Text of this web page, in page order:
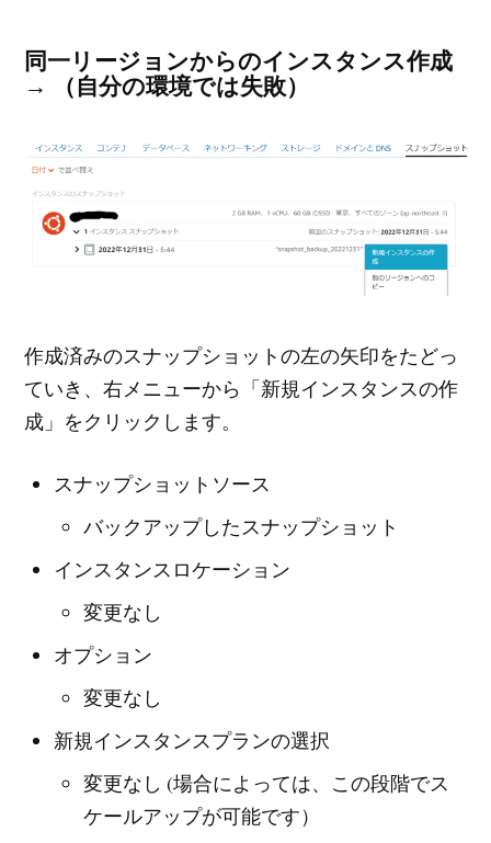
同一リージョンからのインスタンス作成
→ （自分の環境では失敗）
作成済みのスナップショットの左の矢印をたどっ
ていき、右メニューから「新規インスタンスの作
成」をクリックします。
スナップショットソース
バックアップしたスナップショット
インスタンスロケーション
変更なし
オプション
変更なし
新規インスタンスプランの選択
変更なし (場合によっては、この段階でス
ケールアップが可能です）